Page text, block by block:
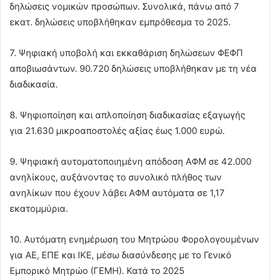
δηλώσεις νομικών προσώπων. Συνολικά, πάνω από 7
εκατ. δηλώσεις υποβλήθηκαν εμπρόθεσμα το 2025.
7. Ψηφιακή υποβολή και εκκαθάριση δηλώσεων ΦΕΦΠ
αποβιωσάντων. 90.720 δηλώσεις υποβλήθηκαν με τη νέα
διαδικασία.
8. Ψηφιοποίηση και απλοποίηση διαδικασίας εξαγωγής
για 21.630 μικροαποστολές αξίας έως 1.000 ευρώ.
9. Ψηφιακή αυτοματοποιημένη απόδοση ΑΦΜ σε 42.000
ανηλίκους, αυξάνοντας το συνολικό πλήθος των
ανηλίκων που έχουν λάβει ΑΦΜ αυτόματα σε 1,17
εκατομμύρια.
10. Αυτόματη ενημέρωση του Μητρώου Φορολογουμένων
για ΑΕ, ΕΠΕ και ΙΚΕ, μέσω διασύνδεσης με το Γενικό
Εμπορικό Μητρώο (ΓΕΜΗ). Κατά το 2025